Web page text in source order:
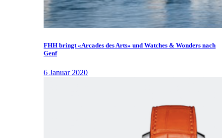
FHH bringt «Arcades des Arts» und Watches & Wonders nach
Genf
6 Januar 2020